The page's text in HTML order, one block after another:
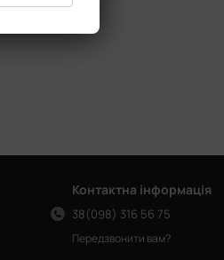
Контактна інформація
38(098) 316 56 75
Передзвонити вам?